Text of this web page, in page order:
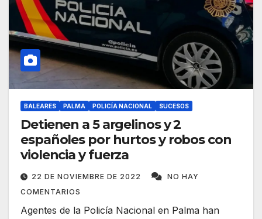
BALEARES PALMA POLICÍA NACIONAL SUCESOS
Detienen a 5 argelinos y 2
españoles por hurtos y robos con
violencia y fuerza
22 DE NOVIEMBRE DE 2022
NO HAY
COMENTARIOS
Agentes de la Policía Nacional en Palma han